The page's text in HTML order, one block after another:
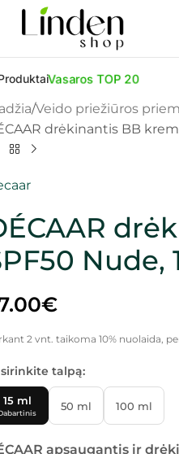
Vasaros TOP 20
Veido priežiūros
drėkinantis BB
Nude,
€
2 vnt. taikoma 10% nuolaida,
talpą:
15 ml 50 ml 100 ml
apsaugantis ir